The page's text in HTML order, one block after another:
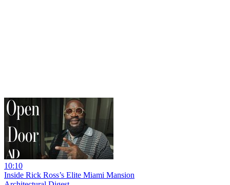
10:10
Inside Rick Ross’s Elite Miami Mansion